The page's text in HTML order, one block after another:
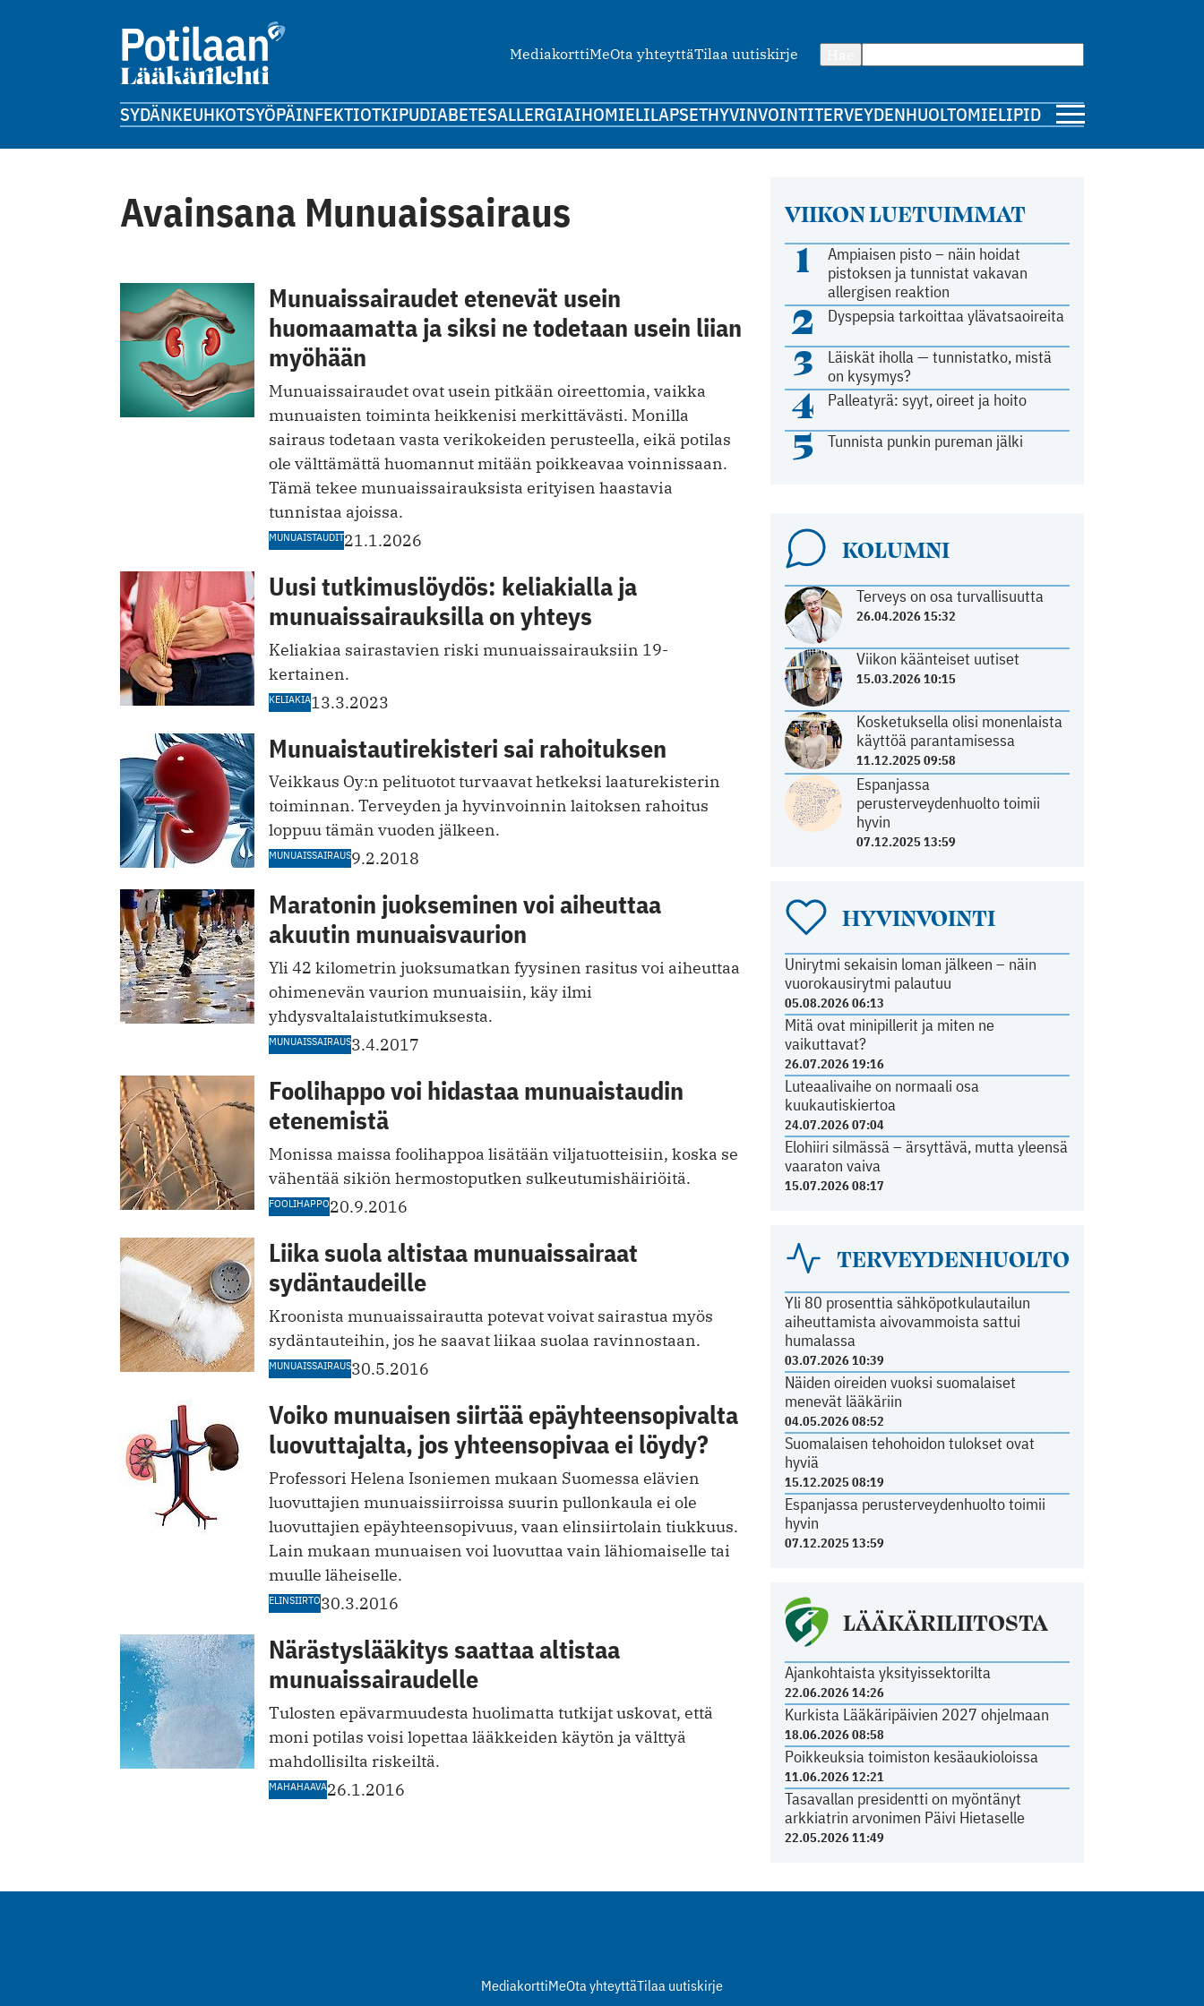
MediakorttiMeOta yhteyttäTilaa uutiskirje
SYDÄNKEUHKOTSYÖPÄINFEKTIOTKIPUDIABETESALLERGIAIHOMIELILAPSETHYVINVOINTITERVEYDENHUOLTOMIELIPIDE
Avainsana Munuaissairaus
Munuaissairaudet etenevät usein
huomaamatta ja siksi ne todetaan usein liian
myöhään
Munuaissairaudet ovat usein pitkään oireettomia, vaikka
munuaisten toiminta heikkenisi merkittävästi. Monilla
sairaus todetaan vasta verikokeiden perusteella, eikä potilas
ole välttämättä huomannut mitään poikkeavaa voinnissaan.
Tämä tekee munuaissairauksista erityisen haastavia
tunnistaa ajoissa.
MUNUAISTAUDIT21.1.2026
Uusi tutkimuslöydös: keliakialla ja
munuaissairauksilla on yhteys
Keliakiaa sairastavien riski munuaissairauksiin 19-
kertainen.
KELIAKIA13.3.2023
Munuaistautirekisteri sai rahoituksen
Veikkaus Oy:n pelituotot turvaavat hetkeksi laaturekisterin
toiminnan. Terveyden ja hyvinvoinnin laitoksen rahoitus
loppuu tämän vuoden jälkeen.
MUNUAISSAIRAUS9.2.2018
Maratonin juokseminen voi aiheuttaa
akuutin munuaisvaurion
Yli 42 kilometrin juoksumatkan fyysinen rasitus voi aiheuttaa
ohimenevän vaurion munuaisiin, käy ilmi
yhdysvaltalaistutkimuksesta.
MUNUAISSAIRAUS3.4.2017
Foolihappo voi hidastaa munuaistaudin
etenemistä
Monissa maissa foolihappoa lisätään viljatuotteisiin, koska se
vähentää sikiön hermostoputken sulkeutumishäiriöitä.
FOOLIHAPPO20.9.2016
Liika suola altistaa munuaissairaat
sydäntaudeille
Kroonista munuaissairautta potevat voivat sairastua myös
sydäntauteihin, jos he saavat liikaa suolaa ravinnostaan.
MUNUAISSAIRAUS30.5.2016
Voiko munuaisen siirtää epäyhteensopivalta
luovuttajalta, jos yhteensopivaa ei löydy?
Professori Helena Isoniemen mukaan Suomessa elävien
luovuttajien munuaissiirroissa suurin pullonkaula ei ole
luovuttajien epäyhteensopivuus, vaan elinsiirtolain tiukkuus.
Lain mukaan munuaisen voi luovuttaa vain lähiomaiselle tai
muulle läheiselle.
ELINSIIRTO30.3.2016
Närästyslääkitys saattaa altistaa
munuaissairaudelle
Tulosten epävarmuudesta huolimatta tutkijat uskovat, että
moni potilas voisi lopettaa lääkkeiden käytön ja välttyä
mahdollisilta riskeiltä.
MAHAHAAVA26.1.2016
VIIKON LUETUIMMAT
1
Ampiaisen pisto – näin hoidat
pistoksen ja tunnistat vakavan
allergisen reaktion
2 Dyspepsia tarkoittaa ylävatsaoireita
3
Läiskät iholla — tunnistatko, mistä
on kysymys?
4 Palleatyrä: syyt, oireet ja hoito
5 Tunnista punkin pureman jälki
KOLUMNI
Terveys on osa turvallisuutta
26.04.2026 15:32
Viikon käänteiset uutiset
15.03.2026 10:15
Kosketuksella olisi monenlaista
käyttöä parantamisessa
11.12.2025 09:58
Espanjassa
perusterveydenhuolto toimii
hyvin
07.12.2025 13:59
HYVINVOINTI
Unirytmi sekaisin loman jälkeen – näin
vuorokausirytmi palautuu
05.08.2026 06:13
Mitä ovat minipillerit ja miten ne
vaikuttavat?
26.07.2026 19:16
Luteaalivaihe on normaali osa
kuukautiskiertoa
24.07.2026 07:04
Elohiiri silmässä – ärsyttävä, mutta yleensä
vaaraton vaiva
15.07.2026 08:17
TERVEYDENHUOLTO
Yli 80 prosenttia sähköpotkulautailun
aiheuttamista aivovammoista sattui
humalassa
03.07.2026 10:39
Näiden oireiden vuoksi suomalaiset
menevät lääkäriin
04.05.2026 08:52
Suomalaisen tehohoidon tulokset ovat
hyviä
15.12.2025 08:19
Espanjassa perusterveydenhuolto toimii
hyvin
07.12.2025 13:59
LÄÄKÄRILIITOSTA
Ajankohtaista yksityissektorilta
22.06.2026 14:26
Kurkista Lääkäripäivien 2027 ohjelmaan
18.06.2026 08:58
Poikkeuksia toimiston kesäaukioloissa
11.06.2026 12:21
Tasavallan presidentti on myöntänyt
arkkiatrin arvonimen Päivi Hietaselle
22.05.2026 11:49
MediakorttiMeOta yhteyttäTilaa uutiskirje